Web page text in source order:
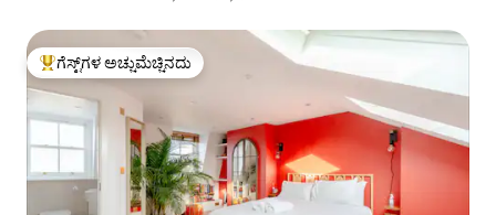
ಗೆಸ್ಟ್‌ಗಳಿಗೆ ಅತಿ ಹೆಚ್ಚು ಅಚ್ಚುಮೆಚ್ಚಿನದು
ಗೆಸ್ಟ್‌ಗಳ ಅಚ್ಚುಮೆಚ್ಚಿನದು